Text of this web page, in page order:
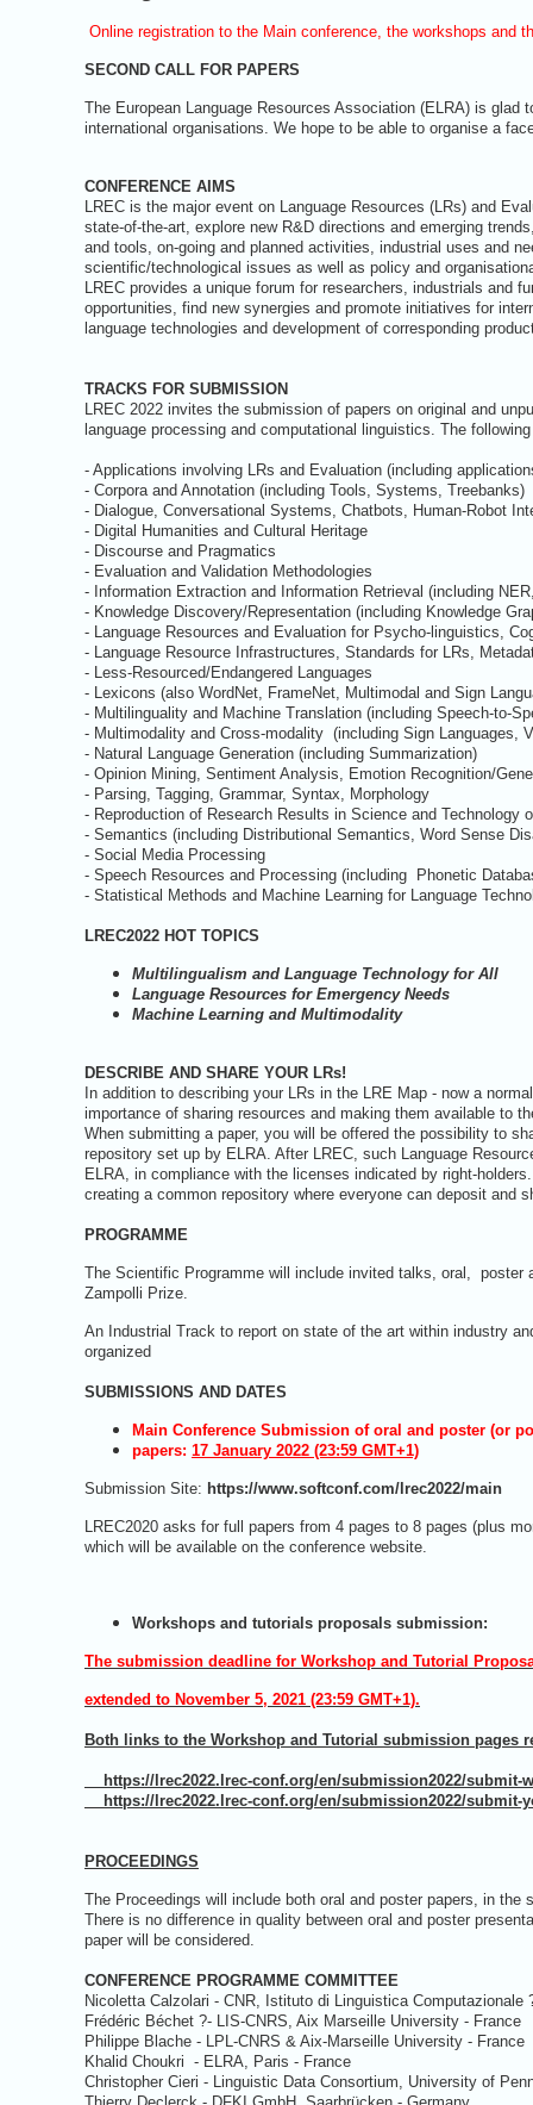
Online registration to the Main conference, the workshops and
SECOND CALL FOR PAPERS
The European Language Resources Association (ELRA) is
international organisations. We hope to be able to organise a
CONFERENCE AIMS
LREC is the major event on Language Resources (LRs) and
state-of-the-art, explore new R&D directions and emerging
and tools, on-going and planned activities, industrial uses and
scientific/technological issues as well as policy and
LREC provides a unique forum for researchers, industrials
opportunities, find new synergies and promote initiatives for
language technologies and development of corresponding
TRACKS FOR SUBMISSION
LREC 2022 invites the submission of papers on original and
language processing and computational linguistics. The
- Applications involving LRs and Evaluation (including
- Corpora and Annotation (including Tools, Systems, Treebanks)
- Dialogue, Conversational Systems, Chatbots, Human-Robot
- Digital Humanities and Cultural Heritage
- Discourse and Pragmatics
- Evaluation and Validation Methodologies
- Information Extraction and Information Retrieval (including
- Knowledge Discovery/Representation (including Knowledge
- Language Resources and Evaluation for Psycho-linguistics,
- Language Resource Infrastructures, Standards for LRs,
- Less-Resourced/Endangered Languages
- Lexicons (also WordNet, FrameNet, Multimodal and Sign
- Multilinguality and Machine Translation (including Speech-to-
- Multimodality and Cross-modality (including Sign Languages,
- Natural Language Generation (including Summarization)
- Opinion Mining, Sentiment Analysis, Emotion Recognition/
- Parsing, Tagging, Grammar, Syntax, Morphology
- Reproduction of Research Results in Science and Technology
- Semantics (including Distributional Semantics, Word Sense
- Social Media Processing
- Speech Resources and Processing (including Phonetic
- Statistical Methods and Machine Learning for Language
LREC2022 HOT TOPICS
Multilingualism and Language Technology for All
Language Resources for Emergency Needs
Machine Learning and Multimodality
DESCRIBE AND SHARE YOUR LRs!
In addition to describing your LRs in the LRE Map - now a
importance of sharing resources and making them available to
When submitting a paper, you will be offered the possibility to
repository set up by ELRA. After LREC, such Language
ELRA, in compliance with the licenses indicated by right-
creating a common repository where everyone can deposit and
PROGRAMME
The Scientific Programme will include invited talks, oral, poster
Zampolli Prize.
An Industrial Track to report on state of the art within industry
organized
SUBMISSIONS AND DATES
Main Conference Submission of oral and poster (or
papers: 17 January 2022 (23:59 GMT+1)
Submission Site: https://www.softconf.com/lrec2022/main
LREC2020 asks for full papers from 4 pages to 8 pages (plus
which will be available on the conference website.
Workshops and tutorials proposals submission:
The submission deadline for Workshop and Tutorial
extended to November 5, 2021 (23:59 GMT+1).
Both links to the Workshop and Tutorial submission pages
https://lrec2022.lrec-conf.org/en/submission2022/submit-
https://lrec2022.lrec-conf.org/en/submission2022/submit-
PROCEEDINGS
The Proceedings will include both oral and poster papers, in the
There is no difference in quality between oral and poster
paper will be considered.
CONFERENCE PROGRAMME COMMITTEE
Nicoletta Calzolari - CNR, Istituto di Linguistica
Frédéric Béchet ?- LIS-CNRS, Aix Marseille University - France
Philippe Blache - LPL-CNRS & Aix-Marseille University - France
Khalid Choukri - ELRA, Paris - France
Christopher Cieri - Linguistic Data Consortium, University of